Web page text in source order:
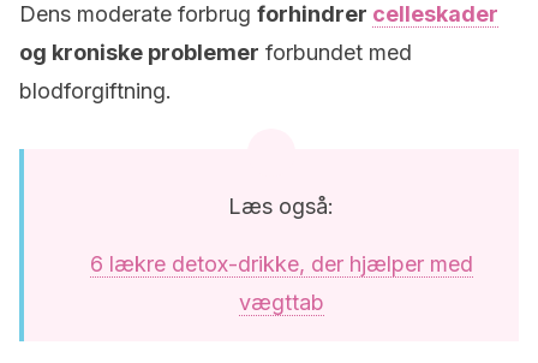
Dens moderate forbrug forhindrer celleskader
og kroniske problemer forbundet med
blodforgiftning.
Læs også:
6 lækre detox-drikke, der hjælper med
vægttab